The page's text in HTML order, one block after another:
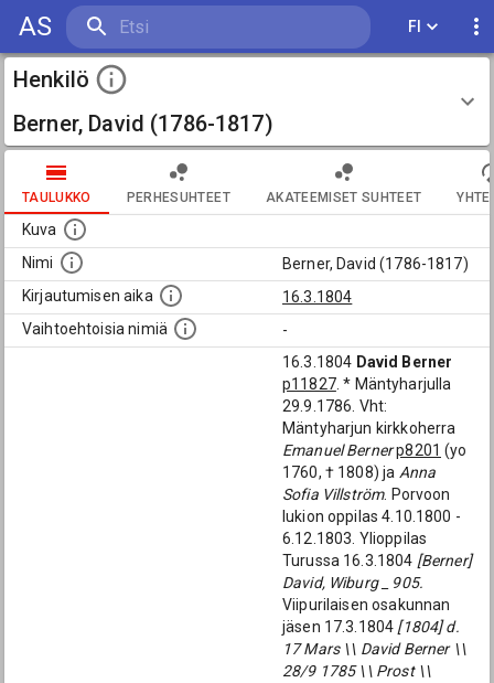
AS FI
Henkilö
Berner, David (1786-1817)
TAULUKKO PERHESUHTEET AKATEEMISET SUHTEET
Kuva
Nimi
Berner, David (1786-1817)
Kirjautumisen aika
16.3.1804
Vaihtoehtoisia nimiä
-
16.3.1804 David Berner
p11827. * Mäntyharjulla
29.9.1786. Vht:
Mäntyharjun kirkkoherra
Emanuel Bernerp8201 (yo
1760, † 1808) ja Anna
Sofia Villström. Porvoon
lukion oppilas 4.10.1800 -
6.12.1803. Ylioppilas
Turussa 16.3.1804 [Berner]
David, Wiburg _ 905.
Viipurilaisen osakunnan
jäsen 17.3.1804 [1804] d.
17 Mars \\ David Berner \\
28/9 1785 \\ Prost \\